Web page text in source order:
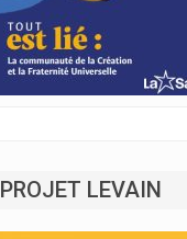
PROJET LEVAIN